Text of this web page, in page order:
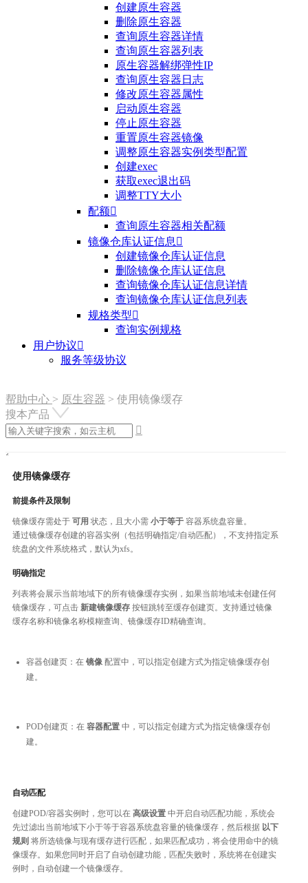
创建原生容器
删除原生容器
查询原生容器详情
查询原生容器列表
原生容器解绑弹性IP
查询原生容器日志
修改原生容器属性
启动原生容器
停止原生容器
重置原生容器镜像
调整原生容器实例类型配置
创建exec
获取exec退出码
调整TTY大小
配额
查询原生容器相关配额
镜像仓库认证信息 
创建镜像仓库认证信息
删除镜像仓库认证信息
查询镜像仓库认证信息详情
查询镜像仓库认证信息列表
规格类型
查询实例规格
用户协议
服务等级协议
帮助中心 > 原生容器 > 使用镜像缓存
搜本产品

使用镜像缓存
前提条件及限制
镜像缓存需处于 可用 状态，且大小需 小于等于 容器系统盘容量。
通过镜像缓存创建的容器实例（包括明确指定/自动匹配），不支持指定系
统盘的文件系统格式，默认为xfs。
明确指定
列表将会展示当前地域下的所有镜像缓存实例，如果当前地域未创建任何
镜像缓存，可点击 新建镜像缓存 按钮跳转至缓存创建页。支持通过镜像
缓存名称和镜像名称模糊查询、镜像缓存ID精确查询。
容器创建页：在 镜像 配置中，可以指定创建方式为指定镜像缓存创
建。
POD创建页：在 容器配置 中，可以指定创建方式为指定镜像缓存创
建。
自动匹配
创建POD/容器实例时，您可以在 高级设置 中开启自动匹配功能，系统会
先过滤出当前地域下小于等于容器系统盘容量的镜像缓存，然后根据 以下
规则 将所选镜像与现有缓存进行匹配，如果匹配成功，将会使用命中的镜
像缓存。如果您同时开启了自动创建功能，匹配失败时，系统将在创建实
例时，自动创建一个镜像缓存。